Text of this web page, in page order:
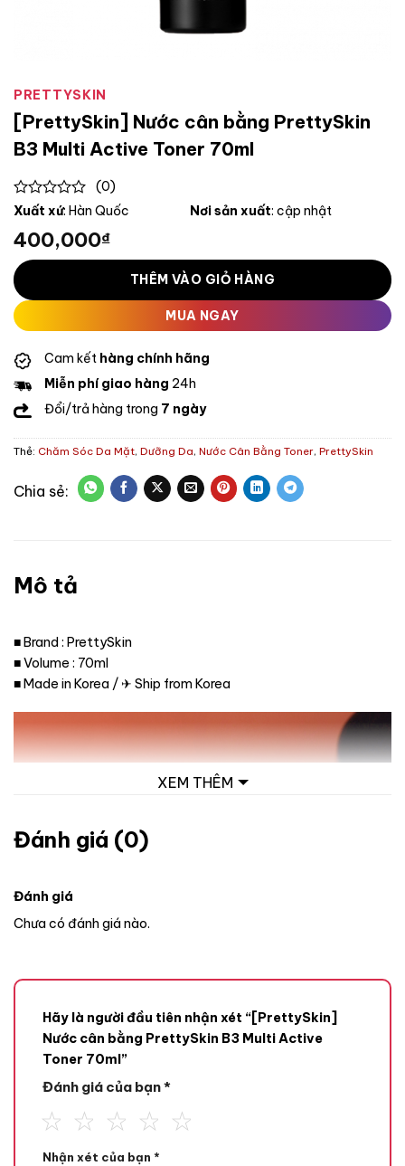
PRETTYSKIN
[PrettySkin] Nước cân bằng PrettySkin
B3 Multi Active Toner 70ml
0
of
(0)
Xuất xứ: Hàn Quốc Nơi sản xuất: cập nhật
400,000₫
THÊM VÀO GIỎ HÀNG
MUA NGAY
Cam kết hàng chính hãng
Miễn phí giao hàng 24h
Đổi/trả hàng trong 7 ngày
Thẻ: Chăm Sóc Da Mặt, Dưỡng Da, Nước Cân Bằng Toner, PrettySkin
Mô tả
■ Brand : PrettySkin
■ Volume : 70ml
■ Made in Korea / ✈ Ship from Korea
XEM THÊM
Đánh giá (0)
Đánh giá
Chưa có đánh giá nào.
Hãy là người đầu tiên nhận xét “[PrettySkin]
Nước cân bằng PrettySkin B3 Multi Active
Toner 70ml”
Đánh giá của bạn*
Nhận xét của bạn *